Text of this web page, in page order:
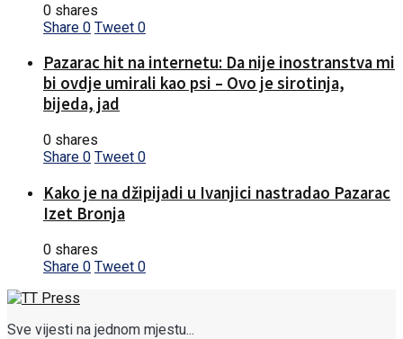
0 shares
Share 0 Tweet 0
Pazarac hit na internetu: Da nije inostranstva mi
bi ovdje umirali kao psi – Ovo je sirotinja,
bijeda, jad
0 shares
Share 0 Tweet 0
Kako je na džipijadi u Ivanjici nastradao Pazarac
Izet Bronja
0 shares
Share 0 Tweet 0
Sve vijesti na jednom mjestu...